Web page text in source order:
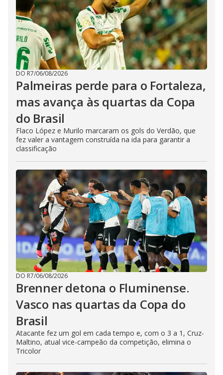
DO R7/06/08/2026
Palmeiras perde para o Fortaleza,
mas avança às quartas da Copa
do Brasil
Flaco López e Murilo marcaram os gols do Verdão, que
fez valer a vantagem construída na ida para garantir a
classificação
DO R7/06/08/2026
Brenner detona o Fluminense.
Vasco nas quartas da Copa do
Brasil
Atacante fez um gol em cada tempo e, com o 3 a 1, Cruz-
Maltino, atual vice-campeão da competição, elimina o
Tricolor